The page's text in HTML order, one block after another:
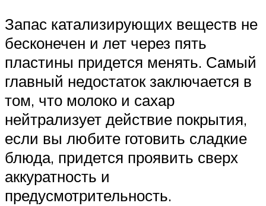
Запас катализирующих веществ не
бесконечен и лет через пять
пластины придется менять. Самый
главный недостаток заключается в
том, что молоко и сахар
нейтрализует действие покрытия,
если вы любите готовить сладкие
блюда, придется проявить сверх
аккуратность и
предусмотрительность.